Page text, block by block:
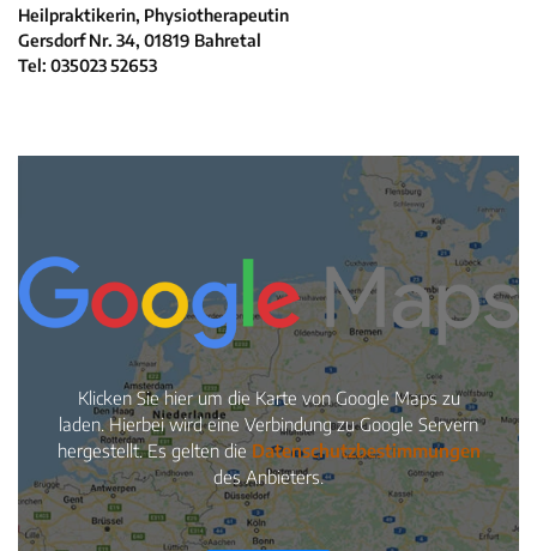
Heilpraktikerin, Physiotherapeutin
Gersdorf Nr. 34, 01819 Bahretal
Tel: 035023 52653
Klicken Sie hier um die Karte von Google Maps zu
laden. Hierbei wird eine Verbindung zu Google Servern
hergestellt. Es gelten die Datenschutzbestimmungen
des Anbieters.
Neuigkeiten
Kleinanzeigen